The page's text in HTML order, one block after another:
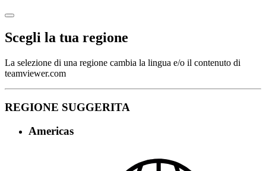
Scegli la tua regione
La selezione di una regione cambia la lingua e/o il contenuto di
teamviewer.com
REGIONE SUGGERITA
Americas